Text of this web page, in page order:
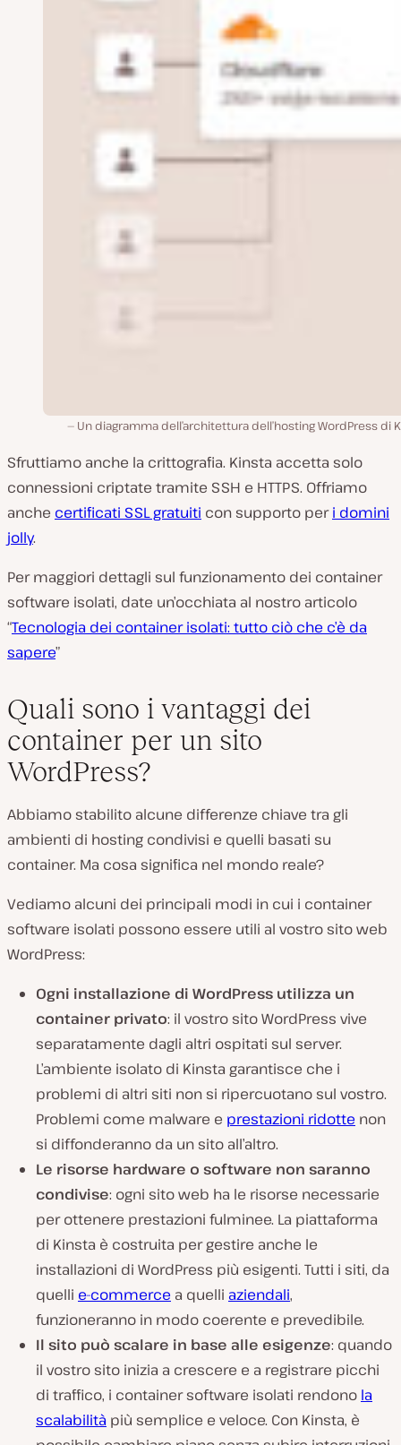
Un diagramma dell’architettura dell’hosting WordPress di
Sfruttiamo anche la crittografia. Kinsta accetta solo
connessioni criptate tramite SSH e HTTPS. Offriamo
anche certificati SSL gratuiti con supporto peri domini
jolly.
Per maggiori dettagli sul funzionamento dei container
software isolati, date un’occhiata al nostro articolo
“Tecnologia dei container isolati: tutto ciò che c’è da
sapere”
Quali sono i vantaggi dei
container per un sito
WordPress?
Abbiamo stabilito alcune differenze chiave tra gli
ambienti di hosting condivisi e quelli basati su
container. Ma cosa significa nel mondo reale?
Vediamo alcuni dei principali modi in cui i container
software isolati possono essere utili al vostro sito web
WordPress:
Ogni installazione di WordPress utilizza un
container privato: il vostro sito WordPress vive
separatamente dagli altri ospitati sul server.
L’ambiente isolato di Kinsta garantisce che i
problemi di altri siti non si ripercuotano sul vostro.
Problemi come malware e prestazioni ridotte non
si diffonderanno da un sito all’altro.
Le risorse hardware o software non saranno
condivise: ogni sito web ha le risorse necessarie
per ottenere prestazioni fulminee. La piattaforma
di Kinsta è costruita per gestire anche le
installazioni di WordPress più esigenti. Tutti i siti, da
quelli e-commerce a quelli aziendali,
funzioneranno in modo coerente e prevedibile.
Il sito può scalare in base alle esigenze: quando
il vostro sito inizia a crescere e a registrare picchi
di traffico, i container software isolati rendono la
scalabilità più semplice e veloce. Con Kinsta, è